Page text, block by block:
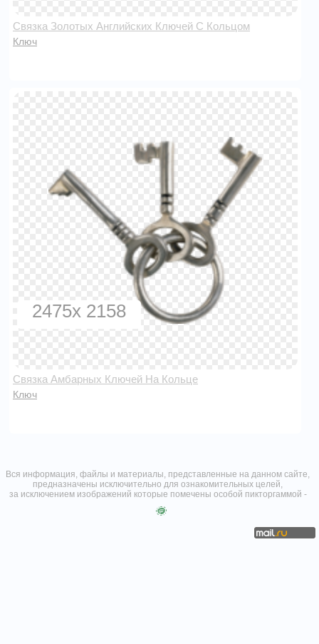
Связка Золотых Английских Ключей С Кольцом
Ключ
2475x 2158
Связка Амбарных Ключей На Кольце
Ключ
Вся информация, файлы и материалы, представленные на данном сайте,
предназначены исключительно для ознакомительных целей,
за исключением изображений которые помечены особой пикторгаммой -